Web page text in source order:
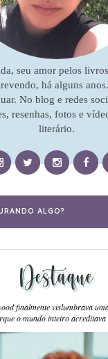
seu amor pelos
há alguns
No blog e redes
resenhas, fotos e
literário.
Destaque
finalmente vislumbrava
o mundo inteiro acreditava